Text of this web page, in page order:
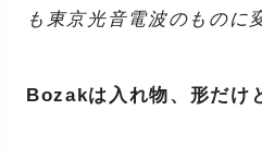
も東京光音電波のものに
Bozakは入れ物、形だけ